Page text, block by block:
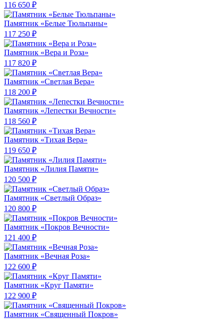
116 650 ₽
Памятник «Белые Тюльпаны»
117 250 ₽
Памятник «Вера и Роза»
117 820 ₽
Памятник «Светлая Вера»
118 200 ₽
Памятник «Лепестки Вечности»
118 560 ₽
Памятник «Тихая Вера»
119 650 ₽
Памятник «Лилия Памяти»
120 500 ₽
Памятник «Светлый Образ»
120 800 ₽
Памятник «Покров Вечности»
121 400 ₽
Памятник «Вечная Роза»
122 600 ₽
Памятник «Круг Памяти»
122 900 ₽
Памятник «Священный Покров»